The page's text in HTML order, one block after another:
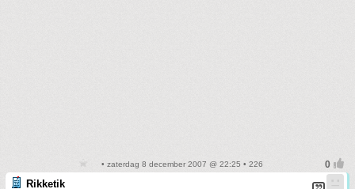
• zaterdag 8 december 2007 @ 22:25 • 226
Rikketik